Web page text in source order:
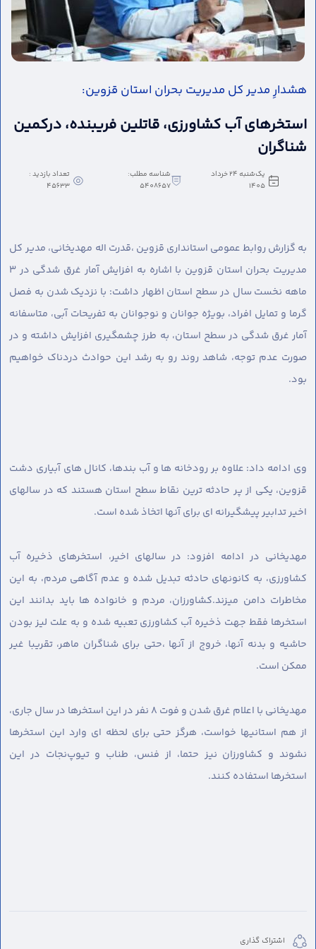
هشدارِ مدیر کل مدیریت بحران استان قزوین:
استخرهای آب کشاورزی، قاتلین فریبنده، درکمین
شناگران
یک‌شنبه 24 خرداد
1405
شناسه مطلب:
5408657
تعداد بازدید :
45633
به گزارش روابط عمومی استانداری قزوین ،قدرت اله مهدیخانی، مدیر کل
مدیریت بحران استان قزوین با اشاره به افزایش آمار غرق شدگی در ۳
ماهه نخست سال در سطح استان اظهار داشت: با نزدیک شدن به فصل
گرما و تمایل افراد، بویژه جوانان و نوجوانان به تفریحات آبی، متاسفانه
آمار غرق شدگی در سطح استان، به طرز چشمگیری افزایش داشته و در
صورت عدم توجه، شاهد روند رو به رشد این حوادث دردناک خواهیم
بود.
وی ادامه داد: علاوه بر رودخانه ها و آب بندها، کانال های آبیاری دشت
قزوین، یکی از پر حادثه ترین نقاط سطح استان هستند که در سالهای
اخیر تدابیر پیشگیرانه ای برای آنها اتخاذ شده است.
مهدیخانی در ادامه افزود: در سالهای اخیر، استخرهای ذخیره آب
کشاورزی، به کانونهای حادثه تبدیل شده و عدم آگاهی مردم، به این
مخاطرات دامن میزند.کشاورزان، مردم و خانواده ها باید بدانند این
استخرها فقط جهت ذخیره آب کشاورزی تعبیه شده و به علت لیز بودن
حاشیه و بدنه آنها، خروج از آنها ،حتی برای شناگران ماهر، تقریبا غیر
ممکن است.
مهدیخانی با اعلام غرق شدن و‌ فوت ۸ نفر در این استخرها در سال جاری،
از هم استانیها خواست، هرگز حتی برای لحظه ای وارد این استخرها
نشوند و کشاورزان نیز حتما، از فنس، طناب و تیوپ‌نجات در این
استخرها استفاده کنند.
اشتراک گذاری